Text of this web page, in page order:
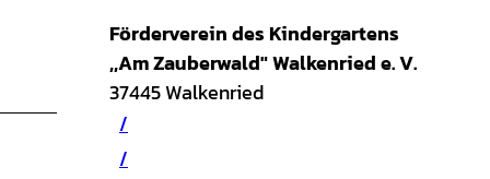
Förderverein des Kindergartens
,,Am Zauberwald" Walkenried e. V.
37445Walkenried
/
/